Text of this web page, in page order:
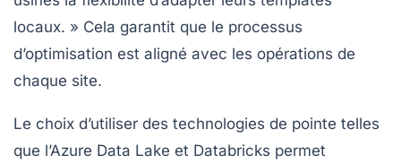
locaux. » Cela garantit que le processus
d’optimisation est aligné avec les opérations de
chaque site.
Le choix d’utiliser des technologies de pointe telles
que l’Azure Data Lake et Databricks permet